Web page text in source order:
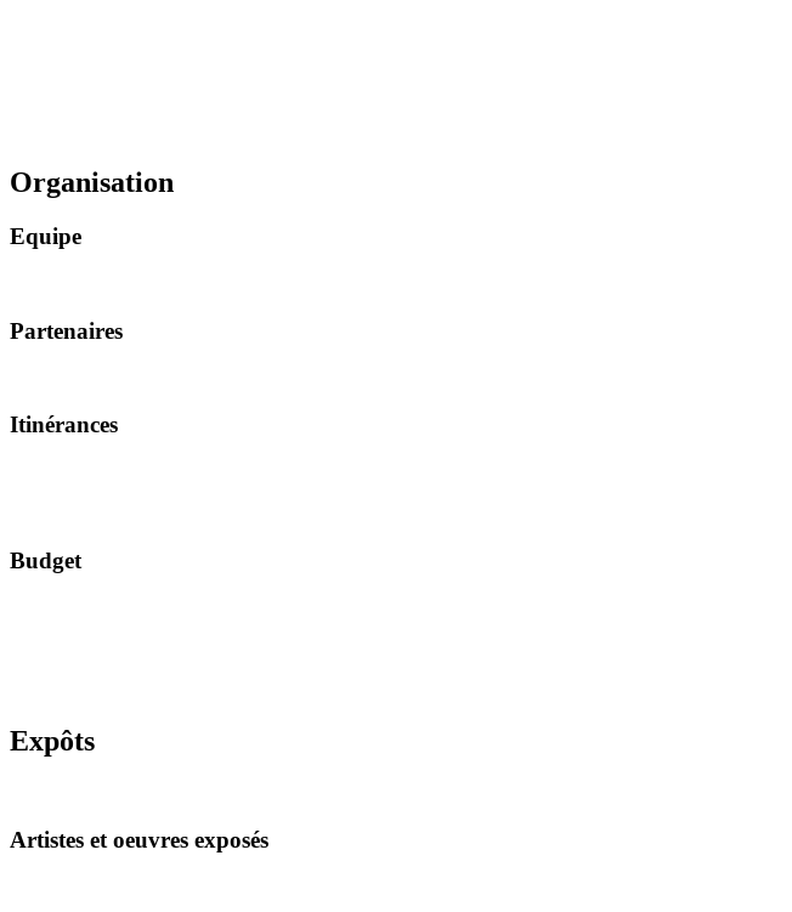
Organisation
Equipe
Partenaires
Itinérances
Budget
Expôts
Artistes et oeuvres exposés